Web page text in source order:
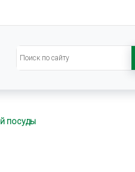
посуды